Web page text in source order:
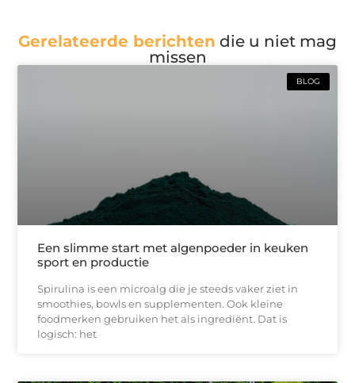
Gerelateerde berichten die u niet mag
missen
BLOG
Een slimme start met algenpoeder in keuken
sport en productie
Spirulina is een microalg die je steeds vaker ziet in
smoothies, bowls en supplementen. Ook kleine
foodmerken gebruiken het als ingrediënt. Dat is
logisch: het